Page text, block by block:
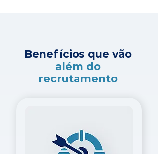
Benefícios que vão
além do
recrutamento